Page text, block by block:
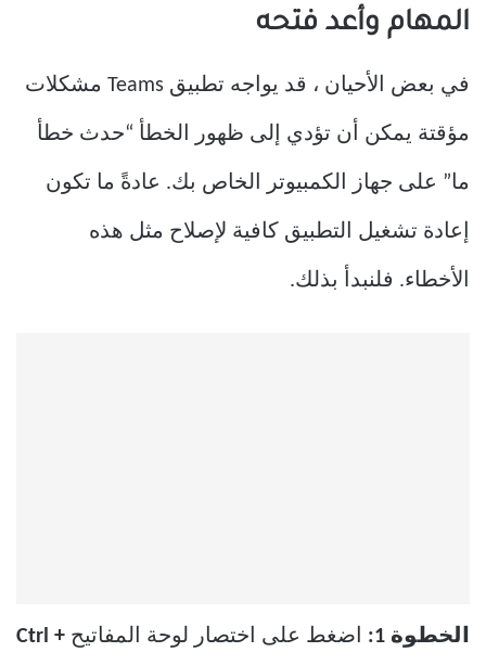
المهام وأعد فتحه
في بعض الأحيان ، قد يواجه تطبيق Teams مشكلات
مؤقتة يمكن أن تؤدي إلى ظهور الخطأ “حدث خطأ
ما” على جهاز الكمبيوتر الخاص بك. عادةً ما تكون
إعادة تشغيل التطبيق كافية لإصلاح مثل هذه
الأخطاء. فلنبدأ بذلك.
الخطوة 1: اضغط على اختصار لوحة المفاتيح Ctrl +